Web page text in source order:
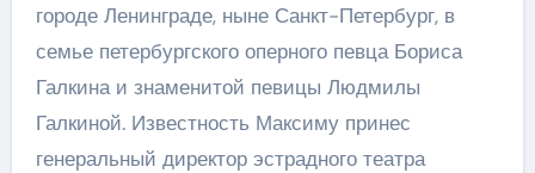
городе Ленинграде, ныне Санкт-Петербург, в
семье петербургского оперного певца Бориса
Галкина и знаменитой певицы Людмилы
Галкиной. Известность Максиму принес
генеральный директор эстрадного театра